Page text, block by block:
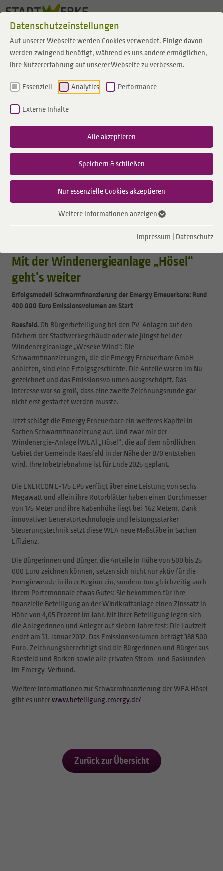
Datenschutzeinstellungen
Auf unserer Webseite werden Cookies verwendet. Einige davon
werden zwingend benötigt, während es uns andere ermöglichen,
Ihre Nutzererfahrung auf unserer Webseite zu verbessern.
Essenziell Analytics Performance
Externe Inhalte
Alle akzeptieren
Speichern & schließen
Nur essenzielle Cookies akzeptieren
Weitere Informationen anzeigen
Impressum Datenschutz
Zum Inhalt springen
Thomas Abels (Bereichsleiter Unternehmenssteuerung/-entwicklung bei der Emergy)
Mit der Windenergieanlage „Hösel“
geht’s weiter
Erfolgsmodell Schwarmfinanzierung der Emergy Erneuerbare: Rund
400 000 Euro Emissionsvolumen am Start
Raesfeld. Ob Bürgerbeteiligung bei den PV-Anlagen auf den
Dächern der Stadtwerkegebäude oder wie jüngst bei der
Windenergieanlage „Weseke Wind": Die
Schwarmfinanzierungen, die die Emergy Erneuerbare GmbH
anbieten, sind eine Erfolgsgeschichte. Die Anteile waren im Nu
gezeichnet und das Emissionsvolumen ausgeschöpft. Das
Interesse war so groß, dass eine zweite Zeichnungsrunde gar
nicht erst gestartet werden musste.
Jetzt schlägt die Emergy Erneuerbare ein weiteres Kapitel in
Sachen Schwarmfinanzierung auf. Und zwar mir der
Windenergie-Anlage (WEA) „Hösel“, die auf dem nördlichen
Gebiet der Gemeinde Raesfeld in der Nähe der B70 entstehen
wird. Ihre Inbetriebnahme ist für Ende 2025 geplant.
Die ENERCON E-175 EP5 verfügt über eine Leistung von sechs
Megawatt und allein ihre Rotorblätter haben einen Durchmesser
von 175 Meter und ihre Nabenhöhe liegt bei 162 Metern. Dank
innovativer Generatortechnologie und leistungsstarker
Steuerungstechnik setzt diese WEA neue Maßstäbe in Sachen
Effizienz.
Die Bürgerinnen und Bürger, die Anteile in Höhe von 500 bis 25
000 Euro zeichnen können, setzen sich nicht nur aktiv für die
Energiewende in ihrer Region ein, sondern tun gleichzeitig auch
ihrem Portemonnaie etwas Gutes: Sie bekommen für ihre
finanzielle Beteiligung an der Windkraftanlage einen Zinssatz in
Höhe von 4,05 Prozent im Jahr. Mit ihrer Beteiligung legen sich
die Anlegerinnen und Anleger auf sieben Jahre fest: Die Laufzeit
endet am 31. Januar 2032. Das Emissionsvolumen beträgt 388 500
Euro. Zeichnungsberechtigt sind die Bürgerinnen und Bürger aus
Raesfeld und Borken sowie alle privaten Strom- und Gaskunden
im Emergy-Verbund.
Weitere Informationen zur Schwarmfinanzierung der WEA Hösel
gibt es unterwww.beteiligung.emergy.de/
Zurück zur Übersicht